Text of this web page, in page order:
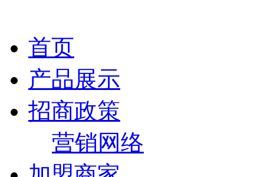
首页
产品展示
招商政策
营销网络